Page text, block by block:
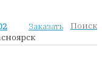
Заказать
Поиск